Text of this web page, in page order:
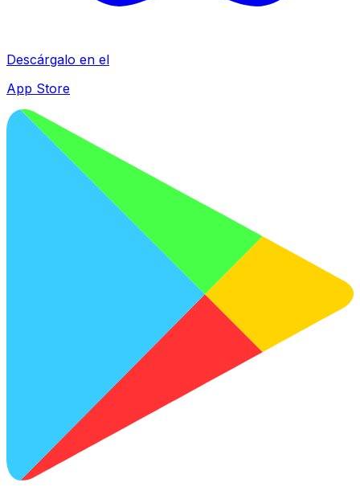
Descárgalo en el
App Store